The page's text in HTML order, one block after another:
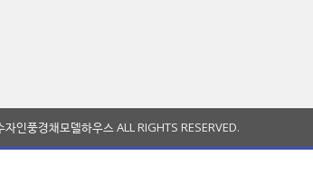
인풍경채모델하우스 ALL RIGHTS RESERVED.